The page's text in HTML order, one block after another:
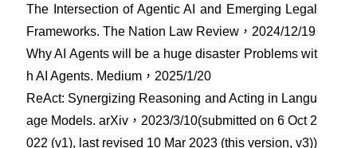
The Intersection of Agentic AI and Emerging Legal
Frameworks. The Nation Law Review，2024/12/19
Why AI Agents will be a huge disaster Problems wit
h AI Agents. Medium，2025/1/20
ReAct: Synergizing Reasoning and Acting in Langu
age Models. arXiv，2023/3/10(submitted on 6 Oct 2
022 (v1), last revised 10 Mar 2023 (this version, v3))